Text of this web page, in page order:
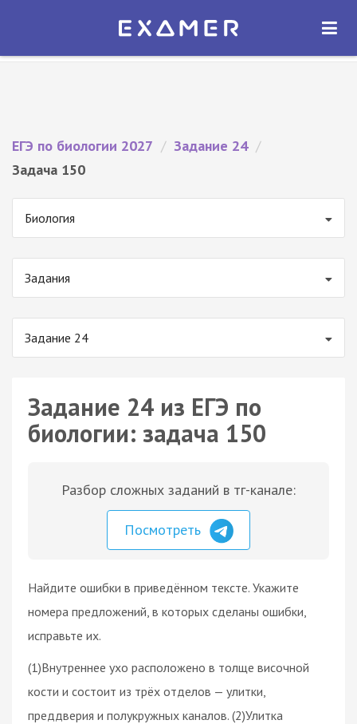
Экзамер — ЕГЭ 2027
ОТКРЫТЬ
ЕГЭ по биологии 2027 / Задание 24 /
Задача 150
Биология
Задания
Задание 24
Задание 24 из ЕГЭ по
биологии: задача 150
Разбор сложных заданий в тг-канале:
Посмотреть
Найдите ошибки в приведённом тексте. Укажите
номера предложений, в которых сделаны ошибки,
исправьте их.
(1)Внутреннее ухо расположено в толще височной
кости и состоит из трёх отделов — улитки,
преддверия и полукружных каналов. (2)Улитка